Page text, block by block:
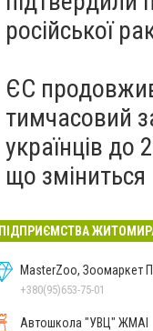
російської
ЄС
тимчасовий
українців до
що зміниться
ПІДПРИЄМСТВА
MasterZoo, Зоомаркет
+380(95)653-75-01
Автошкола "УВЦ" ЖМАІ